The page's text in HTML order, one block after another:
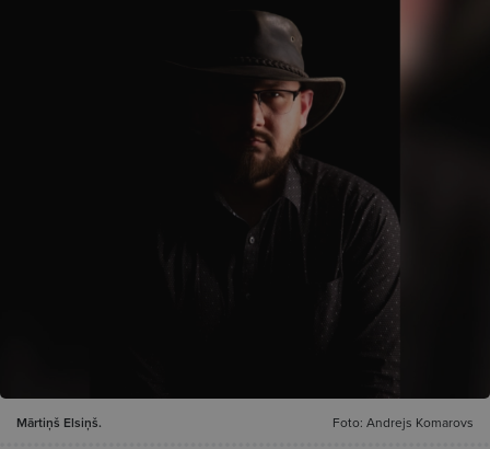
Mārtiņš Elsiņš. Foto: Andrejs Komarovs